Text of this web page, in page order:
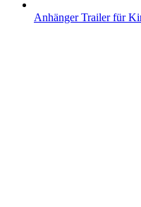
Anhänger Trailer für